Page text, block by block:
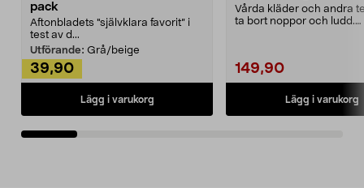
pack
Aftonbladets "självklara favorit” i
test av d...
Utförande: Grå/beige
39,90
Lägg i varukorg
Vårda kläder och andra
ta bort noppor och ludd.
149,90
Lägg i varukorg